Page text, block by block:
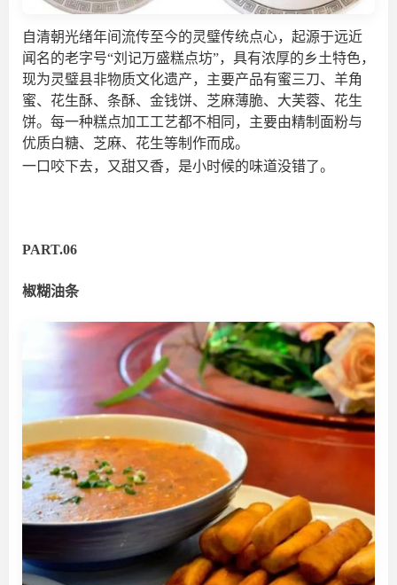
自清朝光绪年间流传至今的灵璧传统点心，起源于远近
闻名的老字号“刘记万盛糕点坊”，具有浓厚的乡土特色，
现为灵璧县非物质文化遗产，主要产品有蜜三刀、羊角
蜜、花生酥、条酥、金钱饼、芝麻薄脆、大芙蓉、花生
饼。每一种糕点加工工艺都不相同，主要由精制面粉与
优质白糖、芝麻、花生等制作而成。
一口咬下去，又甜又香，是小时候的味道没错了。
PART.06
椒糊油条